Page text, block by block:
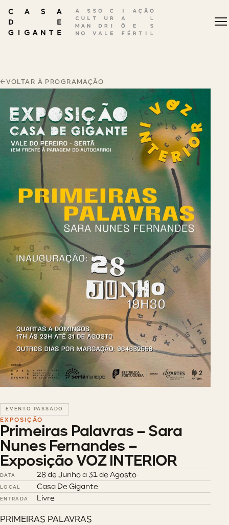
←VOLTAR À PROGRAMAÇÃO
EVENTO PASSADO
EXPOSIÇÃO
Primeiras Palavras – Sara
Nunes Fernandes –
Exposição VOZ INTERIOR
DATA 28 de Junho a 31 de Agosto
LOCAL Casa De Gigante
ENTRADA Livre
PRIMEIRAS PALAVRAS